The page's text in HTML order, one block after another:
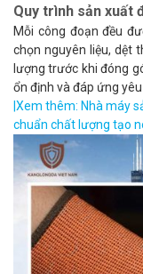
Quy trình sản xuất
Mỗi công đoạn đều
chọn nguyên liệu, dệt
lượng trước khi đóng
ổn định và đáp ứng
|Xem thêm: Nhà máy
chuẩn chất lượng tạo